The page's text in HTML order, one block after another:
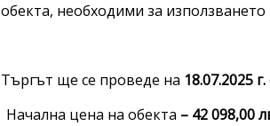
обекта, необходими за
Търгът ще се проведе на 18.07.2025
Начална цена на обекта – 42 098,00